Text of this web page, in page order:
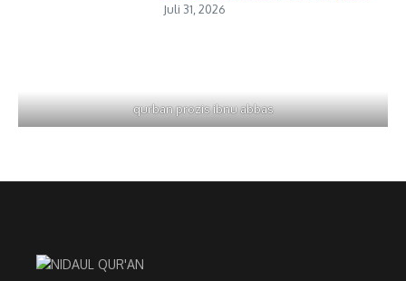
Juli 31, 2026
qurban prozis ibnu abbas